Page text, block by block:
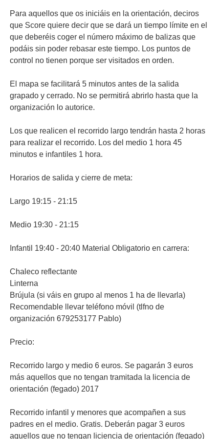
Para aquellos que os iniciáis en la orientación, deciros
que Score quiere decir que se dará un tiempo límite en el
que deberéis coger el número máximo de balizas que
podáis sin poder rebasar este tiempo. Los puntos de
control no tienen porque ser visitados en orden.
El mapa se facilitará 5 minutos antes de la salida
grapado y cerrado. No se permitirá abrirlo hasta que la
organización lo autorice.
Los que realicen el recorrido largo tendrán hasta 2 horas
para realizar el recorrido. Los del medio 1 hora 45
minutos e infantiles 1 hora.
Horarios de salida y cierre de meta:
Largo 19:15 - 21:15
Medio 19:30 - 21:15
Infantil 19:40 - 20:40 Material Obligatorio en carrera:
Chaleco reflectante
Linterna
Brújula (si váis en grupo al menos 1 ha de llevarla)
Recomendable llevar teléfono móvil (tlfno de
organización 679253177 Pablo)
Precio:
Recorrido largo y medio 6 euros. Se pagarán 3 euros
más aquellos que no tengan tramitada la licencia de
orientación (fegado) 2017
Recorrido infantil y menores que acompañen a sus
padres en el medio. Gratis. Deberán pagar 3 euros
aquellos que no tengan liciencia de orientación (fegado)